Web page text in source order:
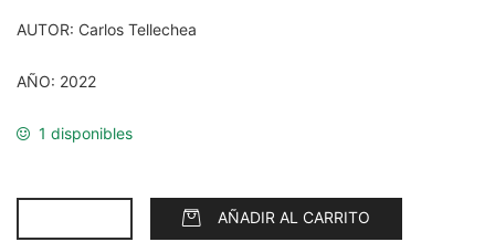
AUTOR: Carlos Tellechea
AÑO: 2022
1 disponibles
AÑADIR AL CARRITO